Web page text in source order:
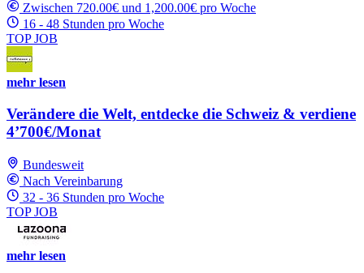
Zwischen 720.00€ und 1,200.00€ pro Woche
16 - 48 Stunden pro Woche
TOP JOB
mehr lesen
Verändere die Welt, entdecke die Schweiz & verdiene
4’700€/Monat
Bundesweit
Nach Vereinbarung
32 - 36 Stunden pro Woche
TOP JOB
mehr lesen